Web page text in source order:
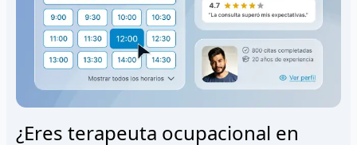
¿Eres terapeuta ocupacional en